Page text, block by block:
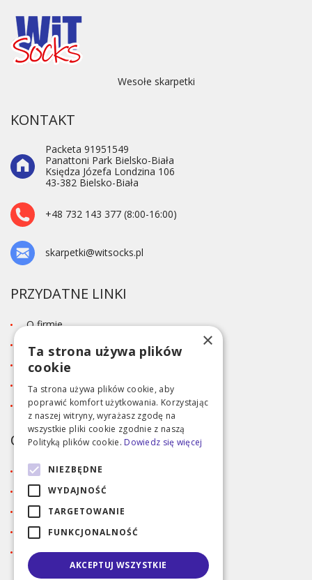
Wesołe skarpetki
KONTAKT
Packeta 91951549
Panattoni Park Bielsko-Biała
Księdza Józefa Londzina 106
43-382 Bielsko-Biała
+48 732 143 377 (8:00-16:00)
skarpetki@witsocks.pl
PRZYDATNE LINKI
O firmie
Blog
Kontakt
Tabela rozmiarów
Polityka prywatności RODO
OBSŁUGA KLIENTA
Regulamin
Dostawa i metody płatności
Reklamacja
Zaloguj się
Rejestracja
×
Ta strona używa plików
cookie
Ta strona używa plików cookie, aby
poprawić komfort użytkowania. Korzystając
z naszej witryny, wyrażasz zgodę na
wszystkie pliki cookie zgodnie z naszą
Polityką plików cookie. Dowiedz się więcej
NIEZBĘDNE
WYDAJNOŚĆ
TARGETOWANIE
FUNKCJONALNOŚĆ
AKCEPTUJ WSZYSTKIE